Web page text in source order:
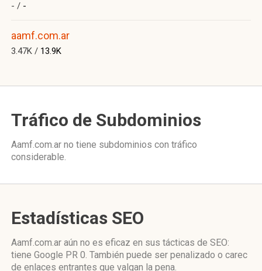
- / -
aamf.com.ar
3.47K / 13.9K
Tráfico de Subdominios
Aamf.com.ar no tiene subdominios con tráfico
considerable.
Estadísticas SEO
Aamf.com.ar aún no es eficaz en sus tácticas de SEO:
tiene Google PR 0. También puede ser penalizado o carec
de enlaces entrantes que valgan la pena.